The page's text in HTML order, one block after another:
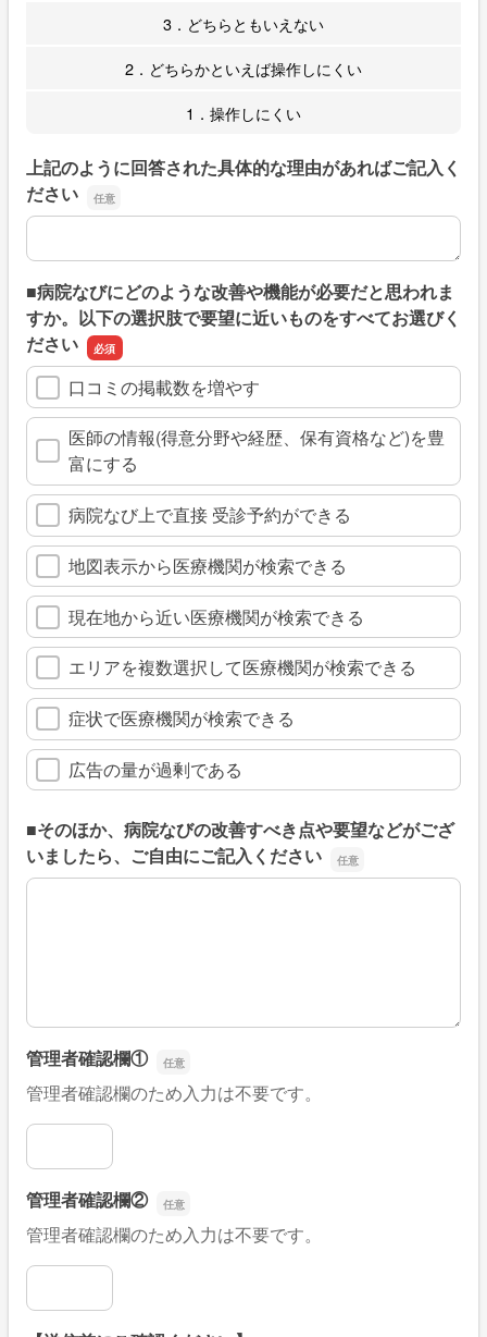
3．どちらともいえない
2．どちらかといえば操作しにくい
1．操作しにくい
上記のように回答された具体的な理由があればご記入く
ださい
上記のように回答された具体的な理由があればご記入くだ
■病院なびにどのような改善や機能が必要だと思われま
すか。以下の選択肢で要望に近いものをすべてお選びく
ださい
口コミの掲載数を増やす
医師の情報(得意分野や経歴、保有資格など)を豊
富にする
病院なび上で直接 受診予約ができる
地図表示から医療機関が検索できる
現在地から近い医療機関が検索できる
エリアを複数選択して医療機関が検索できる
症状で医療機関が検索できる
広告の量が過剰である
■そのほか、病院なびの改善すべき点や要望などがござ
いましたら、ご自由にご記入ください
■そのほか、病院なびの改善すべき点や要望などがござい
管理者確認欄①
管理者確認欄のため入力は不要です。
管理者確認欄①
管理者確認欄②
管理者確認欄のため入力は不要です。
管理者確認欄②